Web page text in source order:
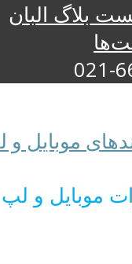
بلاگ البان
021-
موبایل و